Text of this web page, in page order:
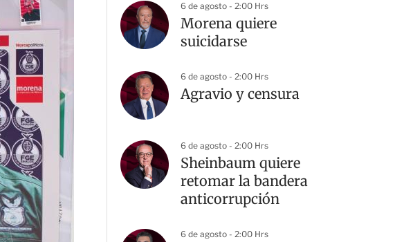
6 de agosto - 2:00 Hrs
Morena quiere
suicidarse
6 de agosto - 2:00 Hrs
Agravio y censura
6 de agosto - 2:00 Hrs
Sheinbaum quiere
retomar la bandera
anticorrupción
6 de agosto - 2:00 Hrs